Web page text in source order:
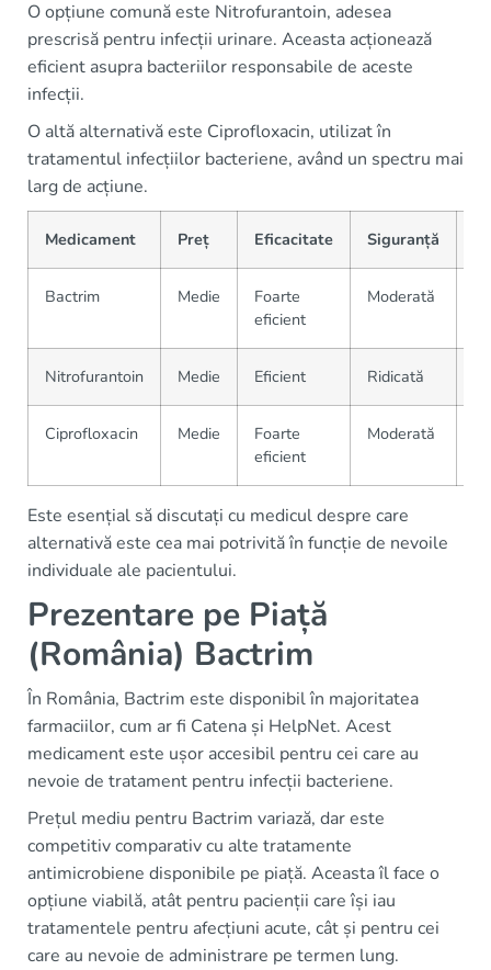
O opțiune comună este Nitrofurantoin, adesea
prescrisă pentru infecții urinare. Aceasta acționează
eficient asupra bacteriilor responsabile de aceste
infecții.
O altă alternativă este Ciprofloxacin, utilizat în
tratamentul infecțiilor bacteriene, având un spectru mai
larg de acțiune.
Medicament Preț Eficacitate Siguranță
Bactrim Medie
Foarte
eficient
Moderată
Nitrofurantoin Medie Eficient Ridicată
Ciprofloxacin Medie
Foarte
eficient
Moderată
Este esențial să discutați cu medicul despre care
alternativă este cea mai potrivită în funcție de nevoile
individuale ale pacientului.
Prezentare pe Piață
(România) Bactrim
În România, Bactrim este disponibil în majoritatea
farmaciilor, cum ar fi Catena și HelpNet. Acest
medicament este ușor accesibil pentru cei care au
nevoie de tratament pentru infecții bacteriene.
Prețul mediu pentru Bactrim variază, dar este
competitiv comparativ cu alte tratamente
antimicrobiene disponibile pe piață. Aceasta îl face o
opțiune viabilă, atât pentru pacienții care își iau
tratamentele pentru afecțiuni acute, cât și pentru cei
care au nevoie de administrare pe termen lung.